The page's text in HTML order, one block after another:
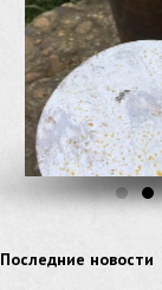
Последние новости